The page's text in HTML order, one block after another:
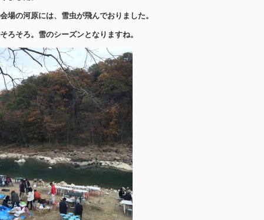
会場の河原には、雪虫が飛んでおりました。
そろそろ。雪のシーズンとなりますね。